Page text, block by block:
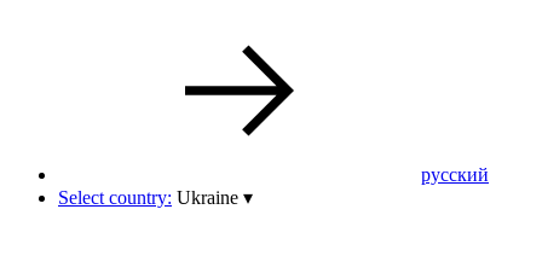
pусский
Select country: Ukraine ▾